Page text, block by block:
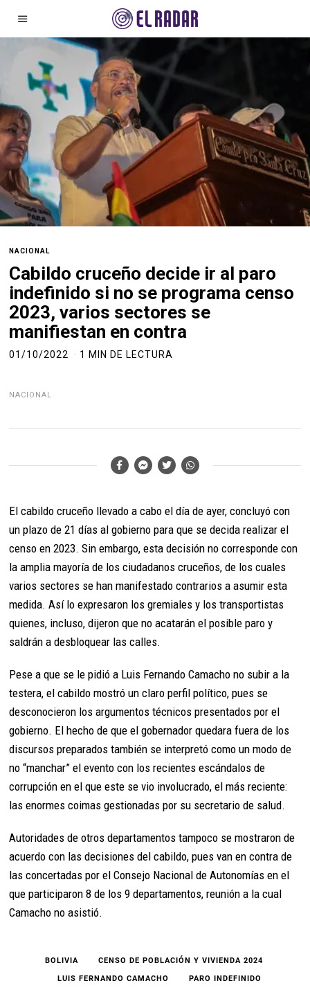
NACIONAL
Cabildo cruceño decide ir al paro
indefinido si no se programa censo
2023, varios sectores se
manifiestan en contra
01/10/2022 1 MIN DE LECTURA
NACIONAL
El cabildo cruceño llevado a cabo el día de ayer, concluyó con
un plazo de 21 días al gobierno para que se decida realizar el
censo en 2023. Sin embargo, esta decisión no corresponde con
la amplia mayoría de los ciudadanos cruceños, de los cuales
varios sectores se han manifestado contrarios a asumir esta
medida. Así lo expresaron los gremiales y los transportistas
quienes, incluso, dijeron que no acatarán el posible paro y
saldrán a desbloquear las calles.
Pese a que se le pidió a Luis Fernando Camacho no subir a la
testera, el cabildo mostró un claro perfil político, pues se
desconocieron los argumentos técnicos presentados por el
gobierno. El hecho de que el gobernador quedara fuera de los
discursos preparados también se interpretó como un modo de
no “manchar” el evento con los recientes escándalos de
corrupción en el que este se vio involucrado, el más reciente:
las enormes coimas gestionadas por su secretario de salud.
Autoridades de otros departamentos tampoco se mostraron de
acuerdo con las decisiones del cabildo, pues van en contra de
las concertadas por el Consejo Nacional de Autonomías en el
que participaron 8 de los 9 departamentos, reunión a la cual
Camacho no asistió.
BOLIVIA
CENSO DE POBLACIÓN Y VIVIENDA 2024
LUIS FERNANDO CAMACHO
PARO INDEFINIDO